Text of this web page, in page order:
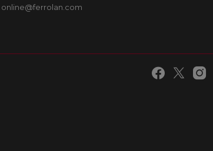
online@ferrolan.com